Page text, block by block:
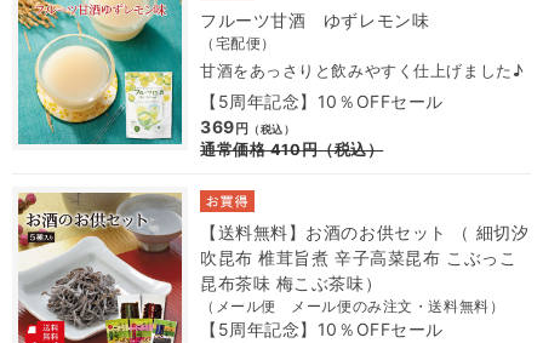
フルーツ甘酒 ゆずレモン味
（宅配便）
甘酒をあっさりと飲みやすく仕上げました♪
【5周年記念】10％OFFセール
369 円 （税込）
通常価格410円（税込）
【送料無料】お酒のお供セット （ 細切汐
吹昆布 椎茸旨煮 辛子高菜昆布 こぶっこ
昆布茶味 梅こぶ茶味）
（メール便 メール便のみ注文・送料無料）
【5周年記念】10％OFFセール